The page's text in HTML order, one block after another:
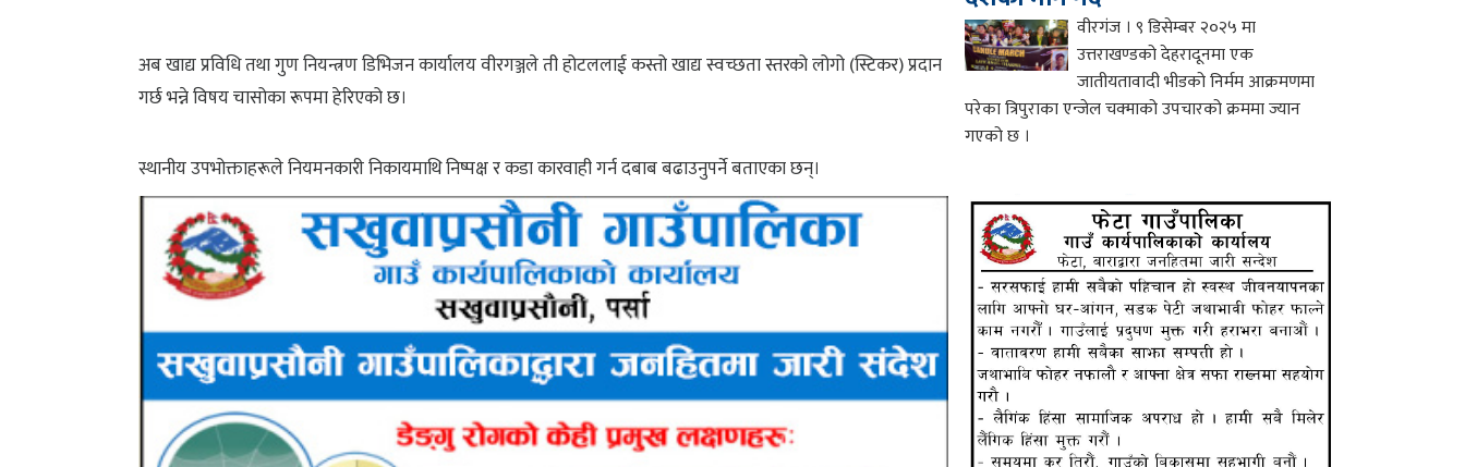
अब खाद्य प्रविधि तथा गुण नियन्त्रण डिभिजन कार्यालय वीरगञ्जले ती होटललाई कस्तो खाद्य स्वच्छता स्तरको लोगो (स्टिकर) प्रदान
गर्छ भन्ने विषय चासोका रूपमा हेरिएको छ।
स्थानीय उपभोक्ताहरूले नियमनकारी निकायमाथि निष्पक्ष र कडा कारवाही गर्न दबाब बढाउनुपर्ने बताएका छन्।
वीरगंज । ९ डिसेम्बर २०२५ मा
उत्तराखण्डको देहरादूनमा एक
जातीयतावादी भीडको निर्मम आक्रमणमा
परेका त्रिपुराका एन्जेल चक्माको उपचारको क्रममा ज्यान
गएको छ ।